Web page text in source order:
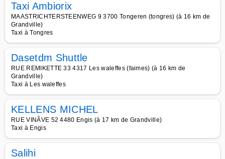
Taxi Ambiorix
MAASTRICHTERSTEENWEG 9 3700 Tongeren (tongres) (à 16 km de
Grandville)
Taxi à Tongres
Dasetdm Shuttle
RUE REMIKETTE 33 4317 Les waleffes (faimes) (à 16 km de
Grandville)
Taxi à Les waleffes
KELLENS MICHEL
RUE VINÂVE 52 4480 Engis (à 17 km de Grandville)
Taxi à Engis
Salihi